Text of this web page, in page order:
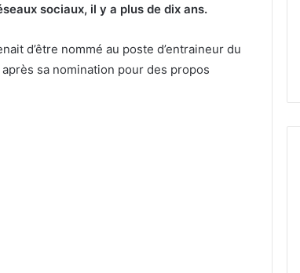
sociaux, il y a plus de dix ans.
d’être nommé au poste d’entraineur du
sa nomination pour des propos